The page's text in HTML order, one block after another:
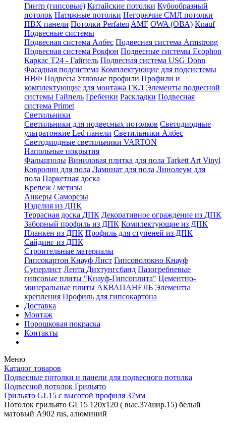
Гинтр (гипсовые) Китайские потолки Кубообразный
потолок Натяжные потолки Негорючие СМЛ потолки
ПВХ панели Потолки Perfaten AMF OWA (ОВА) Knauf
Подвесные системы
Подвесная система Албес Подвесная система Armstrong
Подвесная система Рокфон Подвесные системы Ecophon
Каркас Т24 - Гайпель Подвесная система USG Donn
Фасадная подсистема Комплектующие для подсистемы
НВФ Подвесы Угловые профили Профили и
комплектующие для монтажа ГКЛ Элементы подвесной
системы Гайпель Гребенки Раскладки Подвесная
система Primet
Светильники
Светильники для подвесных потолков Светодиодные
ультратонкие Led панели Светильники Албес
Светодиодные светильники VARTON
Напольные покрытия
Фальшполы Виниловая плитка для пола Tarkett Art Vinyl
Ковролин для пола Ламинат для пола Линолеум для
пола Паркетная доска
Крепеж / метизы
Анкеры Саморезы
Изделия из ДПК
Террасная доска ДПК Декоративное ограждение из ДПК
Заборный профиль из ДПК Комплектующие из ДПК
Планкен из ДПК Профиль для ступеней из ДПК
Сайдинг из ДПК
Строительные материалы
Гипсокартон Кнауф Лист Гипсоволокно Кнауф
Суперлист Лента Дихтунгсбанд Пазогребневые
гипсовые плиты "Кнауф-Гипсоплита" Цементно-
минеральные плиты АКВАПАНЕЛЬ Элементы
крепления Профиль для гипсокартона
Доставка
Монтаж
Порошковая покраска
Контакты
Меню
Каталог товаров
Подвесные потолки и панели для подвесного потолка
Подвесной потолок Грильято
Грильято GL15 с высотой профиля 37мм
Потолок грильято GL15 120х120 ( выс.37/шир.15) белый
матовый А902 rus, алюминий